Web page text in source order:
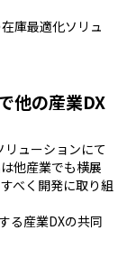
庫最適化ソリュ
他の産業DX
ューションにて
他産業でも横展
べく開発に取り組
る産業DXの共同